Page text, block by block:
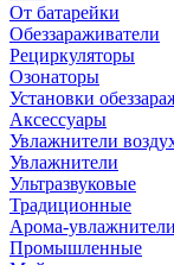
От батарейки
Обеззараживатели
Рециркуляторы
Озонаторы
Установки
Аксессуары
Увлажнители
Увлажнители
Ультразвуковые
Традиционные
Арома-увлажнители
Промышленные